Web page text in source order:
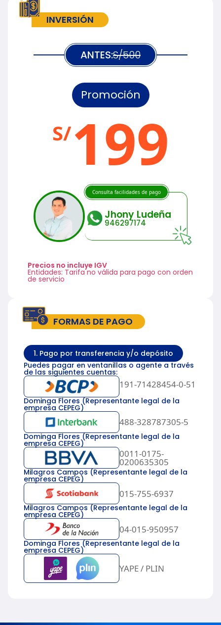
INVERSIÓN
ANTES:S/500
Promoción
S/199
Jhony Ludeña
946297174
Consulta facilidades de pago
Precios no incluye IGV
Entidades: Tarifa no válida para pago con orden
de servicio
FORMAS DE PAGO
1. Pago por transferencia y/o depósito
Puedes pagar en ventanillas o agente a través
de las siguientes cuentas:
191-71428454-0-51
Dominga Flores (Representante legal de la
empresa CEPEG)
488-328787305-5
Dominga Flores (Representante legal de la
empresa CEPEG)
0011-0175-
0200635305
Milagros Campos (Representante legal de la
empresa CEPEG)
015-755-6937
Milagros Campos (Representante legal de la
empresa CEPEG)
04-015-950957
Dominga Flores (Representante legal de la
empresa CEPEG)
YAPE / PLIN